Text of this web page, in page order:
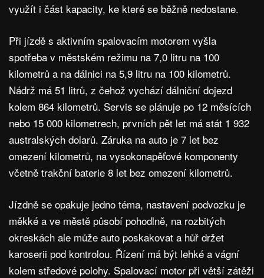
využít i část kapacity, ke které se běžně nedostane.
Při jízdě s aktivním spalovacím motorem vyšla
spotřeba v městském režimu na 7,0 litru na 100
kilometrů a na dálnici na 5,9 litru na 100 kilometrů.
Nádrž má 51 litrů, z čehož vychází dálniční dojezd
kolem 864 kilometrů. Servis se plánuje po 12 měsících
nebo 15 000 kilometrech, prvních pět let má stát 1 932
australských dolarů. Záruka na auto je 7 let bez
omezení kilometrů, na vysokonapěťové komponenty
včetně trakční baterie 8 let bez omezení kilometrů.
Jízdně se opakuje jedno téma, nastavení podvozku je
měkké a ve městě působí pohodlně, na rozbitých
okreskách ale může auto poskakovat a hůř držet
karoserii pod kontrolou. Řízení má být lehké a vágní
kolem středové polohy. Spalovací motor při větší zátěži